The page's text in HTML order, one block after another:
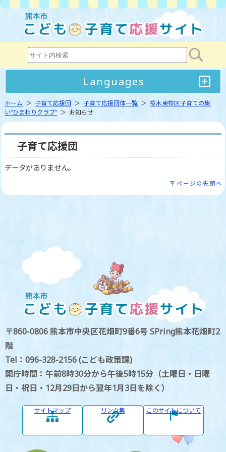
Languages
ホーム ＞ 子育て応援団 ＞ 子育て応援団体一覧 ＞桜木東校区子育ての集
い“ひまわりクラブ” ＞ お知らせ
子育て応援団
データがありません。
ページの先頭へ
〒860-0806 熊本市中央区花畑町9番6号 SPring熊本花畑町2
階
Tel：096-328-2156 (こども政策課)
開庁時間：午前8時30分から午後5時15分（土曜日・日曜
日・祝日・12月29日から翌年1月3日を除く）
サイトマップ リンク集 このサイトについて